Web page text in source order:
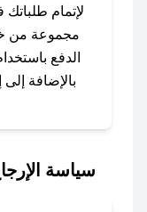
لا تقلق!
الرسائل
وسنقوم
مراسلتنا
لإتمام
مجموعة من
الدفع
سياسة